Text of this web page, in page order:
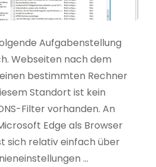
Aufgabenstellung
Webseiten nach dem
bestimmten Rechner
Standort ist kein
Filter vorhanden. An
Edge als Browser
sich relativ einfach über
…